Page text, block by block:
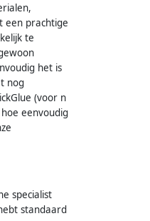
een prachtige
te
het is
nog
(voor n
eenvoudig
specialist
standaard